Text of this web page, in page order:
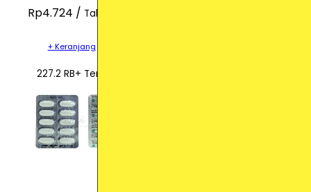
Rp4.724 / Tablet
+ Keranjang
227.2 RB+ Terjual